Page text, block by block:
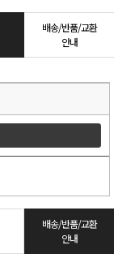
배송/반품/교환
안내
배송/반품/교환
안내